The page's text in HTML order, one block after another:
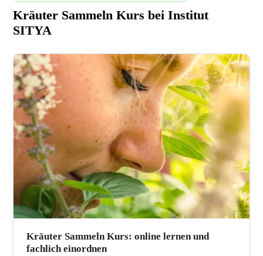
Kräuter Sammeln Kurs bei Institut
SITYA
216.73.216.153 2026-08-10 15:35:39
Kräuter Sammeln Kurs: online lernen und
fachlich einordnen